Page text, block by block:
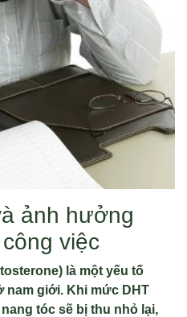
ảnh hưởng
việc
là một yếu tố
nam giới. Khi mức DHT
tóc sẽ bị thu nhỏ lại,